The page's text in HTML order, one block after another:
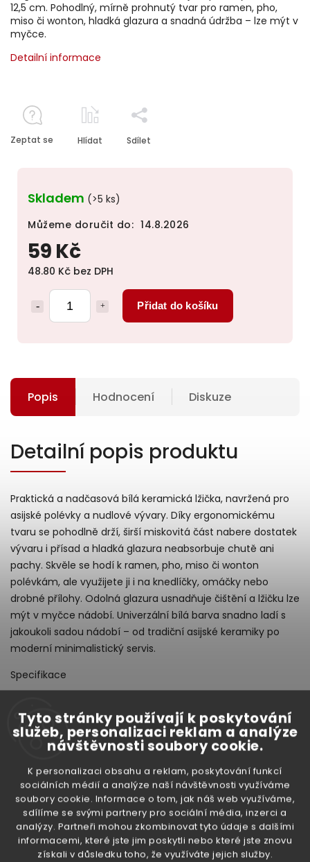
Tyto stránky používají k poskytování
služeb, personalizaci reklam a analýze
návštěvnosti soubory cookie.
K personalizaci obsahu a reklam, poskytování funkcí
sociálních médií a analýze naší návštěvnosti využíváme
soubory cookie. Informace o tom, jak náš web využíváme,
sdílíme se svými partnery pro sociální média, inzerci a
analýzy. Partneři mohou zkombinovat tyto údaje s dalšími
informacemi, které jste jim poskytli nebo které jste znovu
získali v důsledku toho, že využíváte jejich služby.
59 Kč
48.80 Kč bez DPH
Přidat do košíku
Skladem (>5 ks)
Můžeme doručit do: 14.8.2026
12,5 cm. Pohodlný, mírně prohnutý tvar pro ramen, pho,
miso či wonton, hladká glazura a snadná údržba – lze mýt v
myčce.
Detailní informace
Zeptat se Hlídat Sdílet
Popis Hodnocení Diskuze
Detailní popis produktu
Praktická a nadčasová bílá keramická lžička, navržená pro
asijské polévky a nudlové vývary. Díky ergonomickému
tvaru se pohodlně drží, širší miskovitá část nabere dostatek
vývaru i přísad a hladká glazura neabsorbuje chutě ani
pachy. Skvěle se hodí k ramen, pho, miso či wonton
polévkám, ale využijete ji i na knedlíčky, omáčky nebo
drobné přílohy. Odolná glazura usnadňuje čištění a lžičku lze
mýt v myčce nádobí. Univerzální bílá barva snadno ladí s
jakoukoli sadou nádobí – od tradiční asijské keramiky po
moderní minimalistický servis.
Specifikace
Délka: 12,5 cm
Barva: bílá
Údržba: vhodná do myčky nádobí
Využití: ramen, pho, miso, wonton, knedlíčky, přílohy
Doplňkové parametry